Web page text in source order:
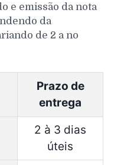
e emissão da nota
da
de 2 a no
Prazo de
entrega
2 à 3 dias
úteis